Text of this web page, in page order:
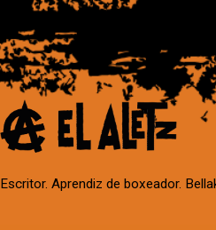
Escritor. Aprendiz de boxeador.